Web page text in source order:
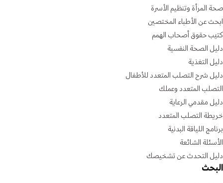
صحة المرأة وتنظيم الأسرة
ابحث عن الأطباء المختصين
كتيب حقوق أصحاب الهمم
دليل الصحة النفسية
دليل التغذية
دليل شرح التصلب المتعدد للأطفال
التصلب المتعدد وعملك
دليل مقدمي الرعاية
خريطة التصلب المتعدد
برنامج اللياقة البدنية
الأسئلة الشائعة
دليل التحدث عن تشخيصك
البحث